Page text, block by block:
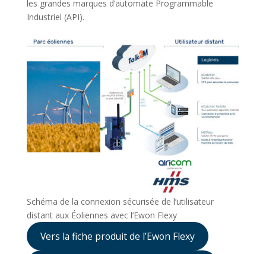
les grandes marques d’automate Programmable
Industriel (API).
Schéma de la connexion sécurisée de l’utilisateur
distant aux Éoliennes avec l’Ewon Flexy
Vers la fiche produit de l’Ewon Flexy